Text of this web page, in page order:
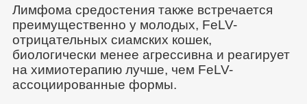
Лимфома средостения также встречается
преимущественно у молодых, FeLV-
отрицательных сиамских кошек,
биологически менее агрессивна и реагирует
на химиотерапию лучше, чем FeLV-
ассоциированные формы.